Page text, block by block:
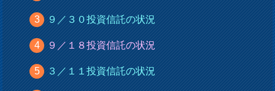
９／３０投資信託の状況
９／１８投資信託の状況
３／１１投資信託の状況